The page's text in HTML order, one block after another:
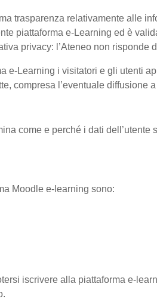
trasparenza relativamente alle
piattaforma e-Learning ed è
privacy: l’Ateneo non risponde
e-Learning i visitatori e gli utenti
compresa l’eventuale diffusione
come e perché i dati
Moodle e-learning sono:
iscrivere alla piattaforma e-